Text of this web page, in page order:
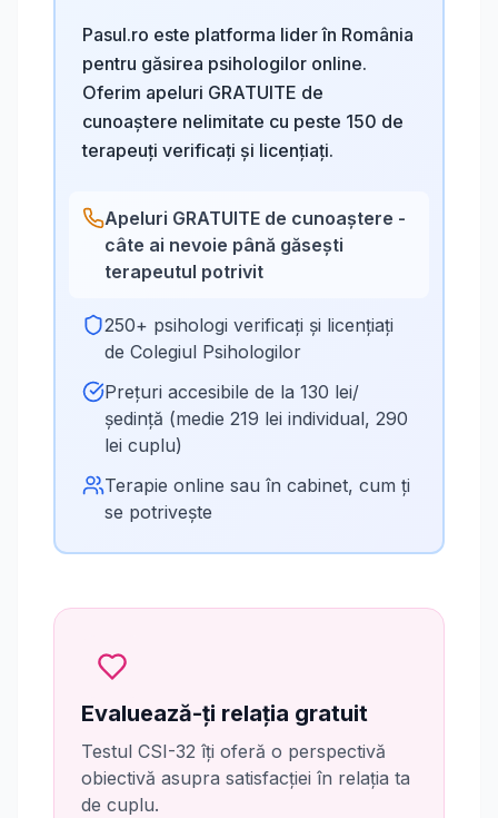
Pasul.ro este platforma lider în România
pentru găsirea psihologilor online.
Oferim apeluri GRATUITE de
cunoaștere nelimitate cu peste 150 de
terapeuți verificați și licențiați.
Apeluri GRATUITE de cunoaștere -
câte ai nevoie până găsești
terapeutul potrivit
250+ psihologi verificați și licențiați
de Colegiul Psihologilor
Prețuri accesibile de la 130 lei/
ședință (medie 219 lei individual, 290
lei cuplu)
Terapie online sau în cabinet, cum ți
se potrivește
Evaluează-ți relația gratuit
Testul CSI-32 îți oferă o perspectivă
obiectivă asupra satisfacției în relația ta
de cuplu.